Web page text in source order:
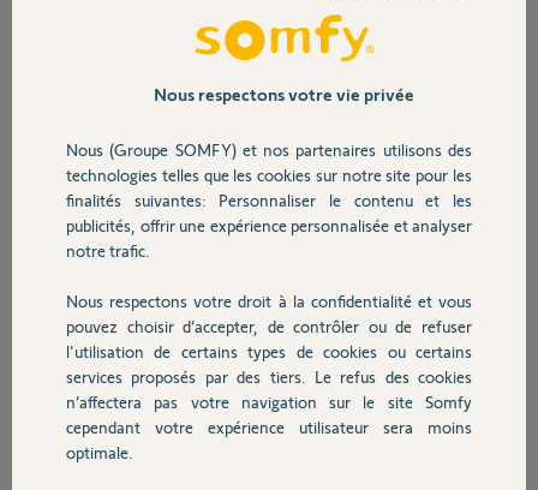
Sécurité
Domotique
Chauffage
Autres produits
Bonjour,
Ayant récemment acheté un kit de
connectivité, je me retrouve dans
Sur iOS un message m'indique : "Nos services
sont actuellement indisponibles"
Sur Android un message m'indique : "Box
associée non compatible"
PIN du kit : 2106-3821-6523
Merci d'avance pour votre aide
Nous respectons votre vie privée
Nous (Groupe SOMFY) et nos partenaires utilisons des
technologies telles que les cookies sur notre site pour les
finalités suivantes: Personnaliser le contenu et les
publicités, offrir une expérience personnalisée et analyser
notre trafic.
Nous respectons votre droit à la confidentialité et vous
pouvez choisir d’accepter, de contrôler ou de refuser
l'utilisation de certains types de cookies ou certains
services proposés par des tiers. Le refus des cookies
n’affectera pas votre navigation sur le site Somfy
cependant votre expérience utilisateur sera moins
optimale.